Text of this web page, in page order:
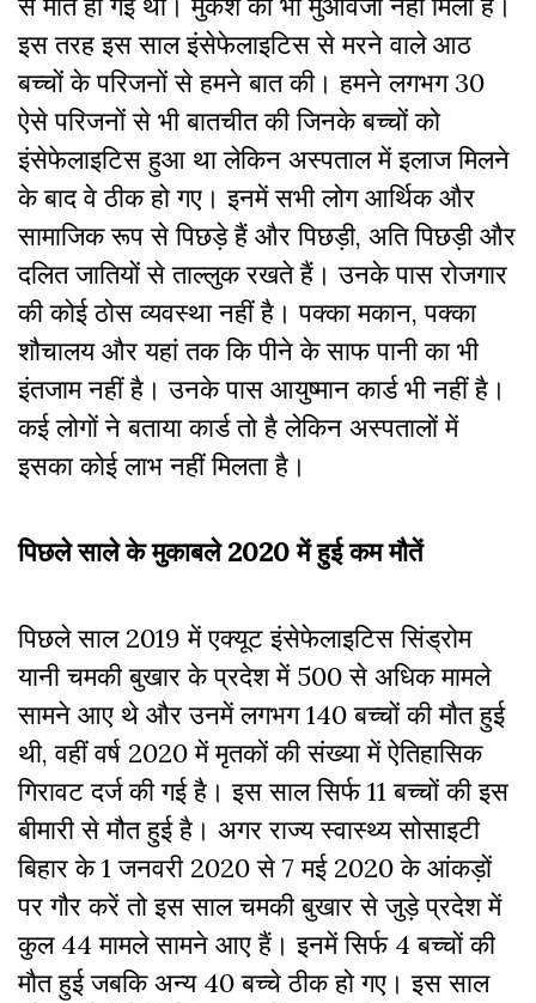
इस तरह इस साल इंसेफेलाइटिस से मरने वाले आठ
बच्चों के परिजनों से हमने बात की। हमने लगभग 30
ऐसे परिजनों से भी बातचीत की जिनके बच्चों को
इंसेफेलाइटिस हुआ था लेकिन अस्पताल में इलाज मिलने
के बाद वे ठीक हो गए। इनमें सभी लोग आर्थिक और
सामाजिक रूप से पिछड़े हैं और पिछड़ी, अति पिछड़ी और
दलित जातियों से ताल्लुक रखते हैं। उनके पास रोजगार
की कोई ठोस व्यवस्था नहीं है। पक्का मकान, पक्का
शौचालय और यहां तक कि पीने के साफ पानी का भी
इंतजाम नहीं है। उनके पास आयुष्मान कार्ड भी नहीं है।
कई लोगों ने बताया कार्ड तो है लेकिन अस्पतालों में
इसका कोई लाभ नहीं मिलता है।
पिछले साले के मुकाबले 2020 में हुई कम मौतें
पिछले साल 2019 में एक्यूट इंसेफेलाइटिस सिंड्रोम
यानी चमकी बुखार के प्रदेश में 500 से अधिक मामले
सामने आए थे और उनमें लगभग 140 बच्चों की मौत हुई
थी, वहीं वर्ष 2020 में मृतकों की संख्या में ऐतिहासिक
गिरावट दर्ज की गई है। इस साल सिर्फ 11 बच्चों की इस
बीमारी से मौत हुई है। अगर राज्य स्वास्थ्य सोसाइटी
बिहार के 1 जनवरी 2020 से 7 मई 2020 के आंकड़ों
पर गौर करें तो इस साल चमकी बुखार से जुड़े प्रदेश में
कुल 44 मामले सामने आए हैं। इनमें सिर्फ 4 बच्चों की
मौत हुई जबकि अन्य 40 बच्चे ठीक हो गए। इस साल